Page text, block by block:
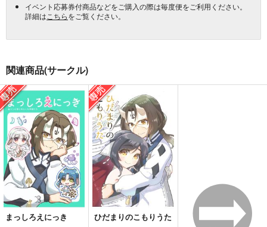
イベント応募券付商品などをご購入の際は毎度便をご利用ください。
詳細は こちらをご覧ください。
関連商品(サークル)
まっしろえにっき
ひだまりのこもりうた